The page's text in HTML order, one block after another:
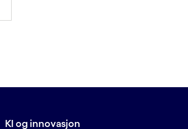
KI og innovasjon